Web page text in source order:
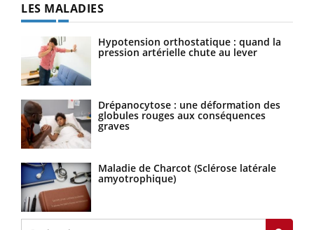
LES MALADIES
Hypotension orthostatique : quand la
pression artérielle chute au lever
Drépanocytose : une déformation des
globules rouges aux conséquences
graves
Maladie de Charcot (Sclérose latérale
amyotrophique)